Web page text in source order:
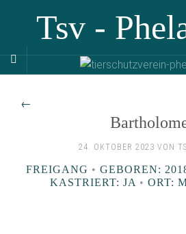
Tsv -
←
24. OKTOBER 2023 VON
FREIGANG • GEBOREN:
KASTRIERT: JA • ORT: